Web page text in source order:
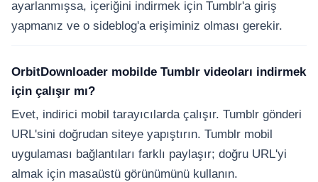
ayarlanmışsa, içeriğini indirmek için Tumblr'a giriş
yapmanız ve o sideblog'a erişiminiz olması gerekir.
OrbitDownloader mobilde Tumblr videoları indirmek
için çalışır mı?
Evet, indirici mobil tarayıcılarda çalışır. Tumblr gönderi
URL'sini doğrudan siteye yapıştırın. Tumblr mobil
uygulaması bağlantıları farklı paylaşır; doğru URL'yi
almak için masaüstü görünümünü kullanın.